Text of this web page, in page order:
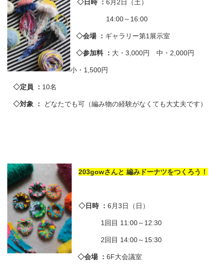
◇日時 ： 6月2日（土）
14:00～16:00
◇会場 ： ギャラリー第1展示室
◇参加料 ： 大・3,000円 中・2,000円
小・1,500円
◇定員 ： 10名
◇対象 ： どなたでも可（編み物の経験がなくても大丈夫です）
203gowさんと 編みドーナツをつくろう！
◇日時 ： 6月3日（日）
1回目 11:00～12:30
2回目 14:00～15:30
◇会場 ： 6F大会議室